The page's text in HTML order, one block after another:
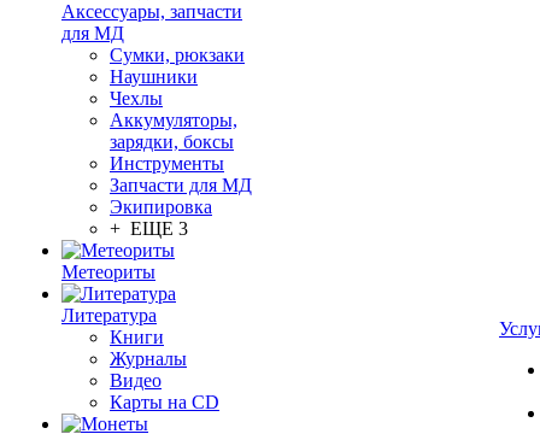
Аксессуары, запчасти
для МД
Сумки, рюкзаки
Наушники
Чехлы
Аккумуляторы,
зарядки, боксы
Инструменты
Запчасти для МД
Экипировка
+ ЕЩЕ 3
Метеориты
Литература
Книги
Журналы
Видео
Карты на CD